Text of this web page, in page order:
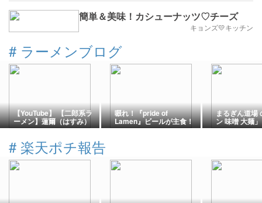
簡単＆美味！カシューナッツ♡チーズ
キョンズ💛キッチン
# ラーメンブログ
【YouTube】 【二郎系ラ
ーメン】蓮爾（はすみ）
登戸店、台湾ラーメン
啜れ！『pride of
Lamen』ビールが主食！
拉麺男のマッチアップら
まるぎん道場
ン 味噌 大麺」
# 楽天ポチ報告